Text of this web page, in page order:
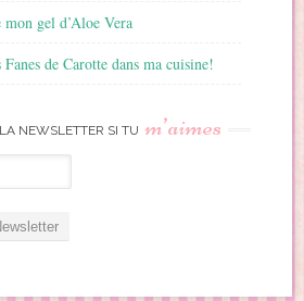
gel d’Aloe Vera
de Carotte dans ma cuisine!
NEWSLETTER SI TU m’aimes